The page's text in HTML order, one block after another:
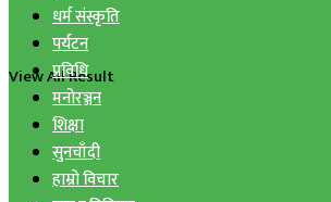
View All Result
धर्म संस्कृति
पर्यटन
प्रविधि
मनोरञ्जन
शिक्षा
सुनचाँदी
हाम्रो विचार